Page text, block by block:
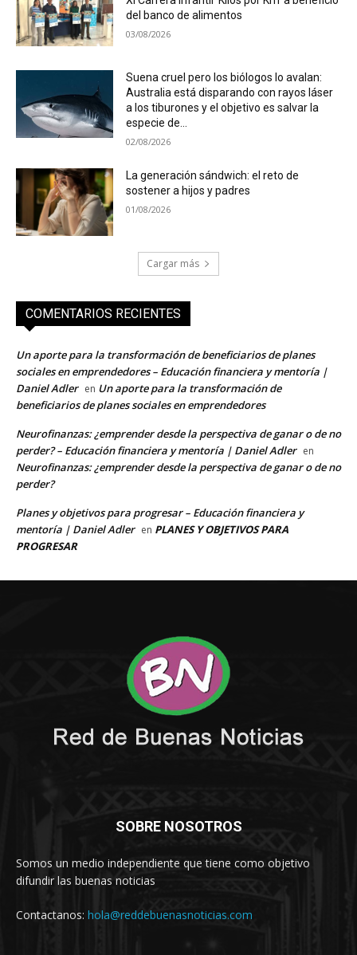
SOBRE NOSOTROS
Somos un medio independiente que tiene como objetivo
difundir las buenas noticias
Contactanos: hola@reddebuenasnoticias.com